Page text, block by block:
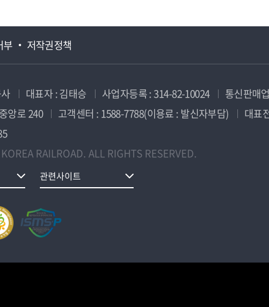
부 저작권정책
대표자 : 김태승 사업자등록 : 314-82-10024
통신판매
앙로 240
고객센터 : 1588-7788(이용료 : 발신자부담)
대표
RAILROAD. ALL RIGHTS RESERVED.
관련사이트